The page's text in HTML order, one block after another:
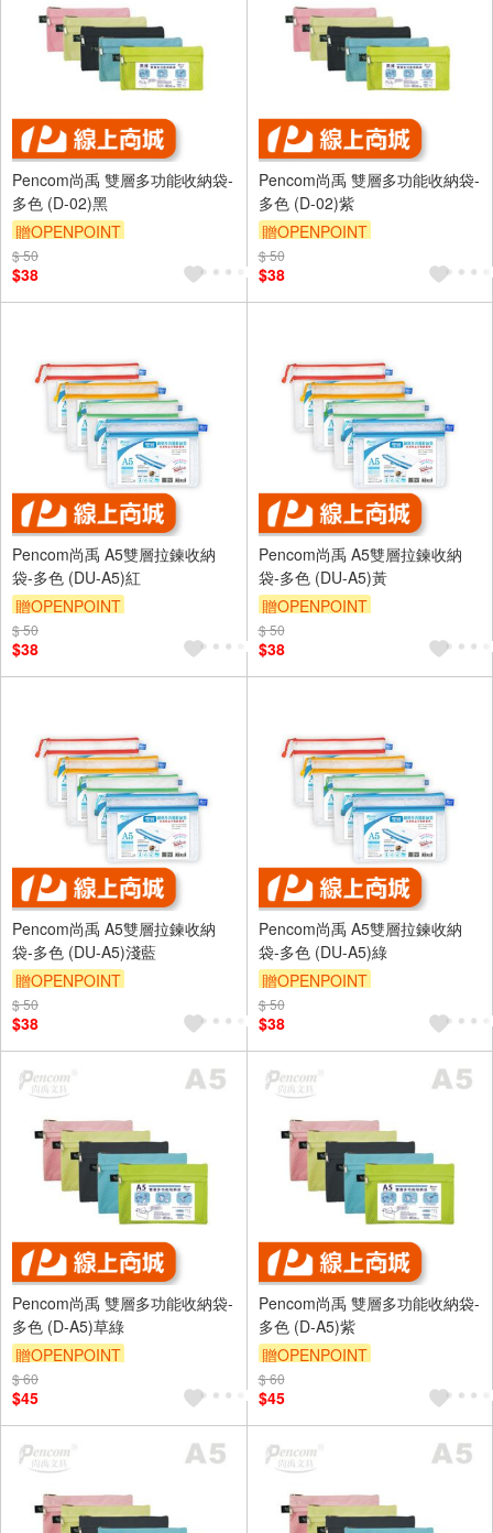
Pencom尚禹 雙層多功能收納袋-
多色 (D-02)黑
贈OPENPOINT
$ 50
$38
Pencom尚禹 雙層多功能收納袋-
多色 (D-02)紫
贈OPENPOINT
$ 50
$38
Pencom尚禹 A5雙層拉鍊收納
袋-多色 (DU-A5)紅
贈OPENPOINT
$ 50
$38
Pencom尚禹 A5雙層拉鍊收納
袋-多色 (DU-A5)黃
贈OPENPOINT
$ 50
$38
Pencom尚禹 A5雙層拉鍊收納
袋-多色 (DU-A5)淺藍
贈OPENPOINT
$ 50
$38
Pencom尚禹 A5雙層拉鍊收納
袋-多色 (DU-A5)綠
贈OPENPOINT
$ 50
$38
Pencom尚禹 雙層多功能收納袋-
多色 (D-A5)草綠
贈OPENPOINT
$ 60
$45
Pencom尚禹 雙層多功能收納袋-
多色 (D-A5)紫
贈OPENPOINT
$ 60
$45